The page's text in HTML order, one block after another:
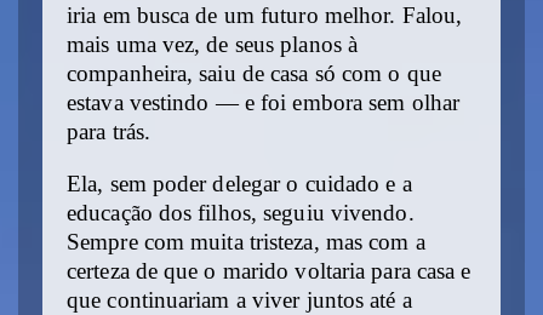
iria em busca de um futuro melhor. Falou,
mais uma vez, de seus planos à
companheira, saiu de casa só com o que
estava vestindo — e foi embora sem olhar
para trás.
Ela, sem poder delegar o cuidado e a
educação dos filhos, seguiu vivendo.
Sempre com muita tristeza, mas com a
certeza de que o marido voltaria para casa e
que continuariam a viver juntos até a